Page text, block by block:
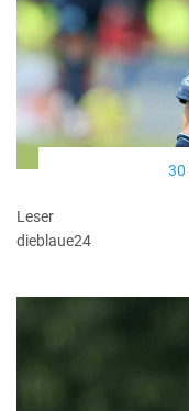
30
Leser
dieblaue24